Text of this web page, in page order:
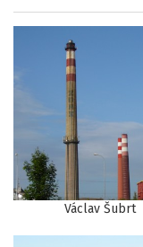
Václav Šubrt